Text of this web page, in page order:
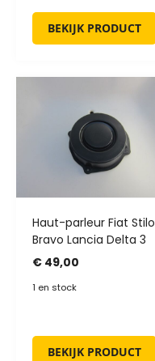
BEKIJK PRODUCT
Haut-parleur Fiat Stilo
Bravo Lancia Delta 3
€ 49,00
1 en stock
BEKIJK PRODUCT